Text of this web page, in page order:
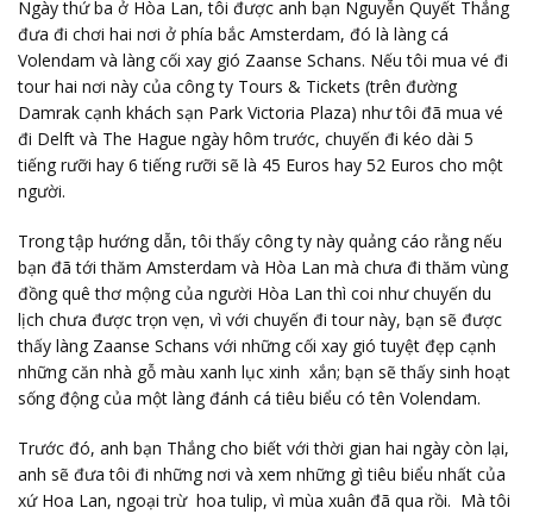
Ngày thứ ba ở Hòa Lan, tôi được anh bạn Nguyễn Quyết Thắng
đưa đi chơi hai nơi ở phía bắc Amsterdam, đó là làng cá
Volendam và làng cối xay gió Zaanse Schans. Nếu tôi mua vé đi
tour hai nơi này của công ty Tours & Tickets (trên đường
Damrak cạnh khách sạn Park Victoria Plaza) như tôi đã mua vé
đi Delft và The Hague ngày hôm trước, chuyến đi kéo dài 5
tiếng rưỡi hay 6 tiếng rưỡi sẽ là 45 Euros hay 52 Euros cho một
người.
Trong tập hướng dẫn, tôi thấy công ty này quảng cáo rằng nếu
bạn đã tới thăm Amsterdam và Hòa Lan mà chưa đi thăm vùng
đồng quê thơ mộng của người Hòa Lan thì coi như chuyến du
lịch chưa được trọn vẹn, vì với chuyến đi tour này, bạn sẽ được
thấy làng Zaanse Schans với những cối xay gió tuyệt đẹp cạnh
những căn nhà gỗ màu xanh lục xinh xắn; bạn sẽ thấy sinh hoạt
sống động của một làng đánh cá tiêu biểu có tên Volendam.
Trước đó, anh bạn Thắng cho biết với thời gian hai ngày còn lại,
anh sẽ đưa tôi đi những nơi và xem những gì tiêu biểu nhất của
xứ Hoa Lan, ngoại trừ hoa tulip, vì mùa xuân đã qua rồi. Mà tôi